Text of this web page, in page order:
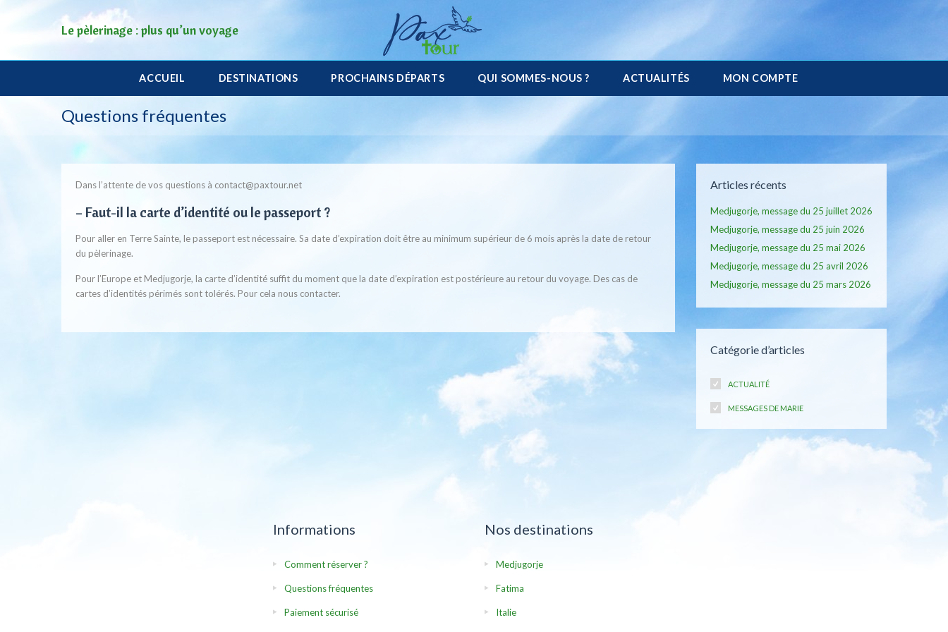
Le pèlerinage : plus qu’un voyage
ACCUEIL DESTINATIONS PROCHAINS DÉPARTS QUI SOMMES-NOUS ? ACTUALITÉS MON COMPTE
Questions fréquentes
Dans l’attente de vos questions à contact@paxtour.net
– Faut-il la carte d’identité ou le passeport ?
Pour aller en Terre Sainte, le passeport est nécessaire. Sa date d’expiration doit être au minimum supérieur de 6 mois après la date de retour
du pèlerinage.
Pour l’Europe et Medjugorje, la carte d’identité suffit du moment que la date d’expiration est postérieure au retour du voyage. Des cas de
cartes d’identités périmés sont tolérés. Pour cela nous contacter.
Articles récents
Medjugorje, message du 25 juillet 2026
Medjugorje, message du 25 juin 2026
Medjugorje, message du 25 mai 2026
Medjugorje, message du 25 avril 2026
Medjugorje, message du 25 mars 2026
Catégorie d’articles
ACTUALITÉ
MESSAGES DE MARIE
Informations
Comment réserver ?
Questions fréquentes
Paiement sécurisé
Nos destinations
Medjugorje
Fatima
Italie